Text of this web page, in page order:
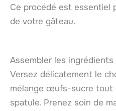
Ce procédé est essentiel
de votre gâteau.
Assembler les ingrédients
Versez délicatement le
mélange œufs-sucre tout
spatule. Prenez soin de